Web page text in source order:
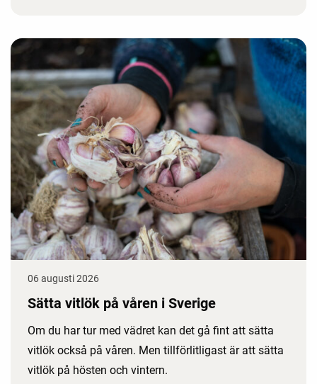
06 augusti 2026
Sätta vitlök på våren i Sverige
Om du har tur med vädret kan det gå fint att sätta
vitlök också på våren. Men tillförlitligast är att sätta
vitlök på hösten och vintern.